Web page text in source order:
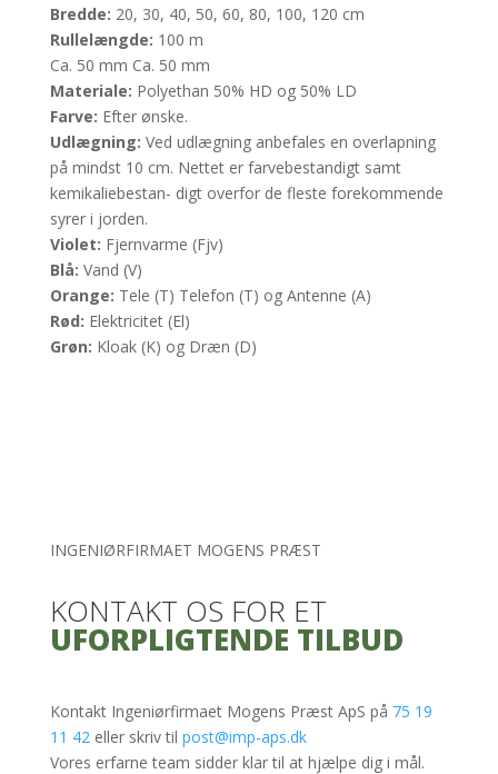
Bredde: 20, 30, 40, 50, 60, 80, 100, 120 cm
Rullelængde: 100 m
Ca. 50 mm Ca. 50 mm
Materiale: Polyethan 50% HD og 50% LD
Farve: Efter ønske.
Udlægning: Ved udlægning anbefales en overlapning
på mindst 10 cm. Nettet er farvebestandigt samt
kemikaliebestan- digt overfor de fleste forekommende
syrer i jorden.​
Violet: Fjernvarme (Fjv)
Blå: Vand (V)
Orange: Tele (T) Telefon (T) og Antenne (A)
Rød: Elektricitet (El)
Grøn: Kloak (K) og Dræn (D)
INGENIØRFIRMAET MOGENS PRÆST
KONTAKT OS FOR ET
UFORPLIGTENDE TILBUD
Kontakt Ingeniørfirmaet Mogens Præst ApS på 75 19
11 42eller skriv til post@imp-aps.dk
Vores erfarne team sidder klar til at hjælpe dig i mål.